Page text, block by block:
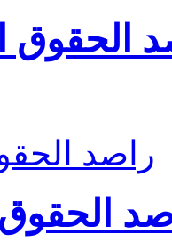
الحقوق
راصد
الحقوق